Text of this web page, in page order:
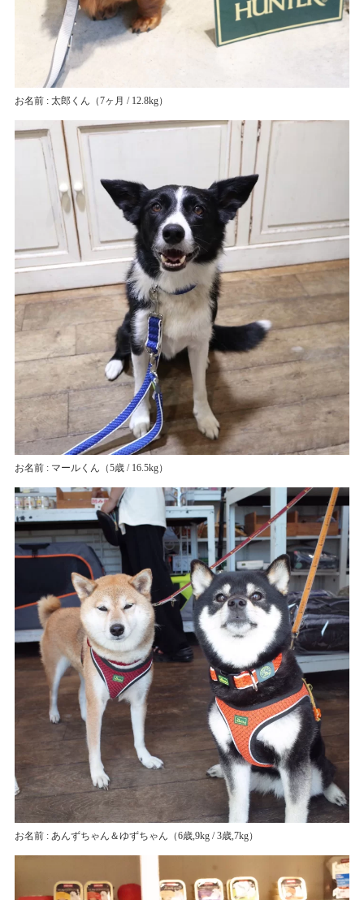
お名前 : 太郎くん （7ヶ月 / 12.8kg）
お名前 : マールくん （5歳 / 16.5kg）
お名前 : あんずちゃん＆ゆずちゃん （6歳,9kg / 3歳,7kg）